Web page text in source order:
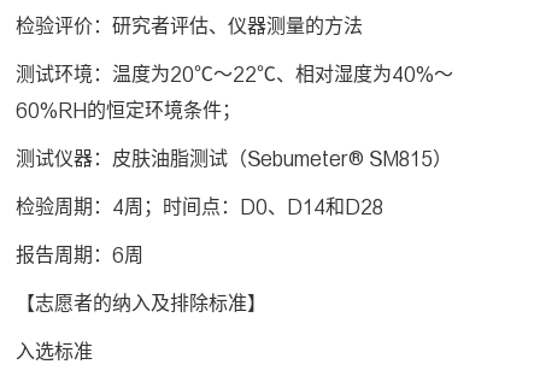
检验评价：研究者评估、仪器测量的方法
测试环境：温度为20℃～22℃、相对湿度为40%～
60%RH的恒定环境条件；
测试仪器：皮肤油脂测试（Sebumeter® SM815）
检验周期：4周；时间点：D0、D14和D28
报告周期：6周
【志愿者的纳入及排除标准】
入选标准